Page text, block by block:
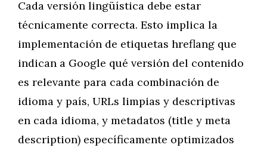
Cada versión lingüística debe estar
técnicamente correcta. Esto implica la
implementación de etiquetas hreflang que
indican a Google qué versión del contenido
es relevante para cada combinación de
idioma y país, URLs limpias y descriptivas
en cada idioma, y metadatos (title y meta
description) específicamente optimizados